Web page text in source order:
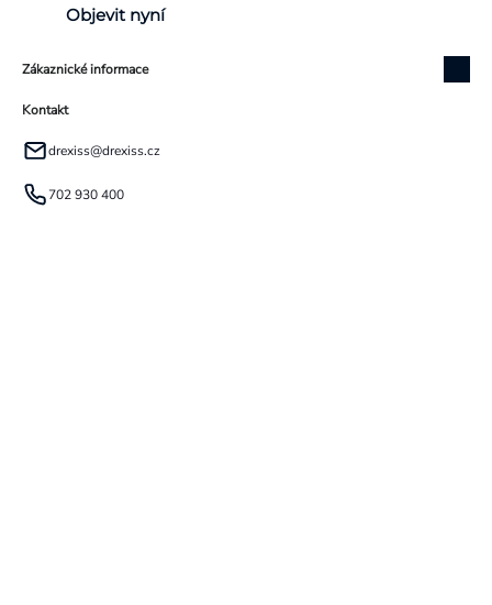
Objevit nyní
Zákaznické informace
Kontakt
drexiss@drexiss.cz
702 930 400